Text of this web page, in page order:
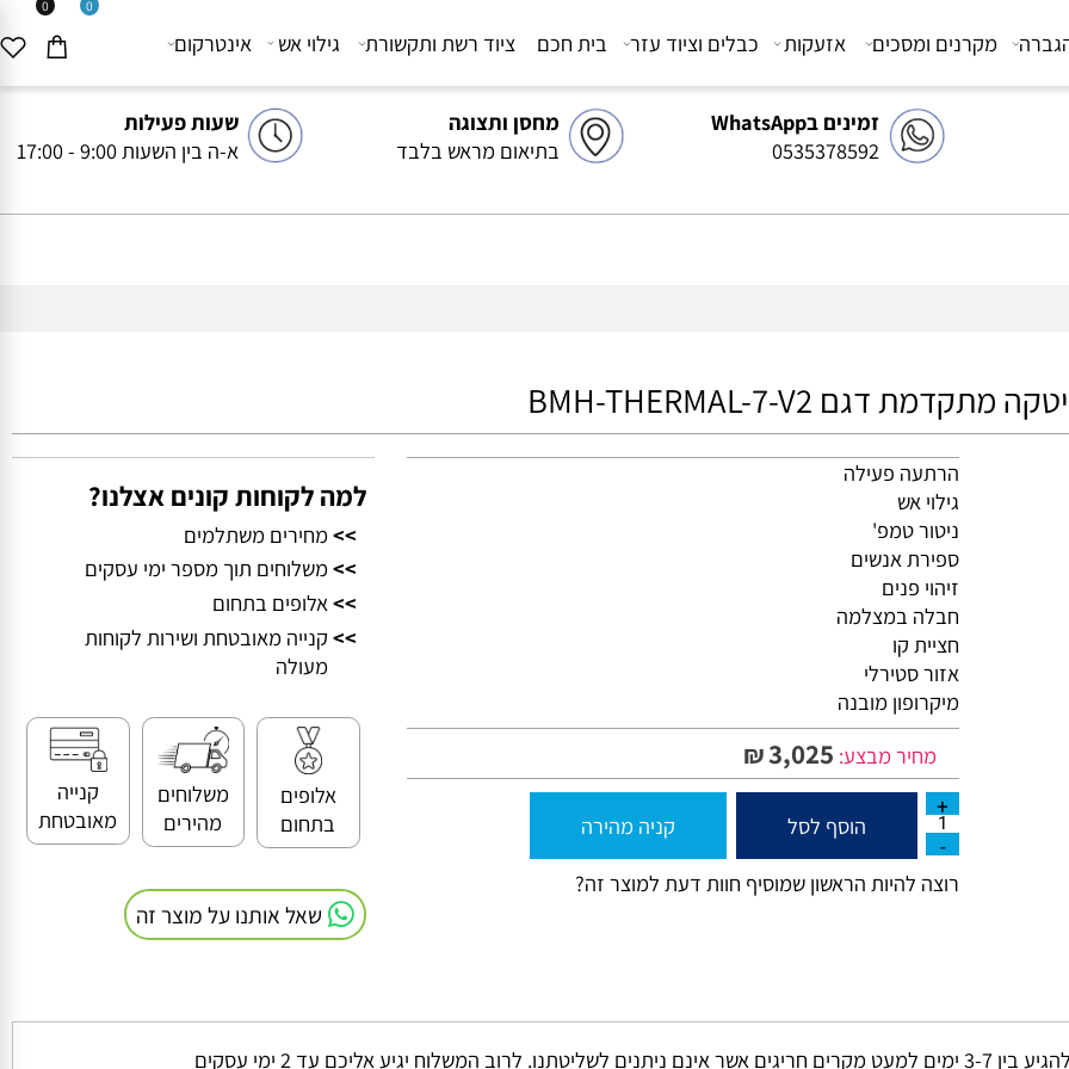
זמינים בWhatsApp
0535378592
מחסן ותצוגה
בתיאום מראש בלבד
שעות פעילות
א-ה בין השעות 9:00 - 17:00
0 0
מקרנים ומסכים אזעקות כבלים וציוד עזר בית חכם ציוד רשת ותקשורת גילוי אש אינטרקום
הרתעה פעילה
גילוי אש
ניטור טמפ'
ספירת אנשים
זיהוי פנים
חבלה במצלמה
חציית קו
אזור סטירלי
מיקרופון מובנה
מחיר מבצע:
₪3,025
הוסף לסל
קניה מהירה
למה לקוחות קונים אצלנו?
מחירים משתלמים
>> משלוחים תוך מספר ימי עסקים
>> אלופים בתחום
קנייה מאובטחת ושירות לקוחות
אלופים
בתחום
משלוחים
מהירים
קנייה
מאובטחת